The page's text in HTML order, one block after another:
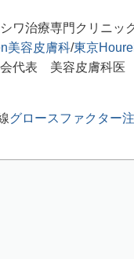
ワ治療専門クリニッ
美容皮膚科/東京
会代表 美容皮膚科
グロースファクター